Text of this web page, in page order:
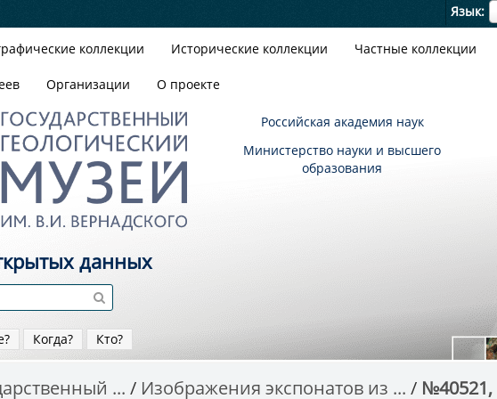
Язык
коллекции Исторические коллекции Частные коллекции
Организации О проекте
Российская академия наук
Министерство науки и высшего
образования
данных
Когда? Кто?
... Изображения экспонатов из ... №40521,